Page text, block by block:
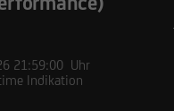
21:59:00 Uhr
Indikation